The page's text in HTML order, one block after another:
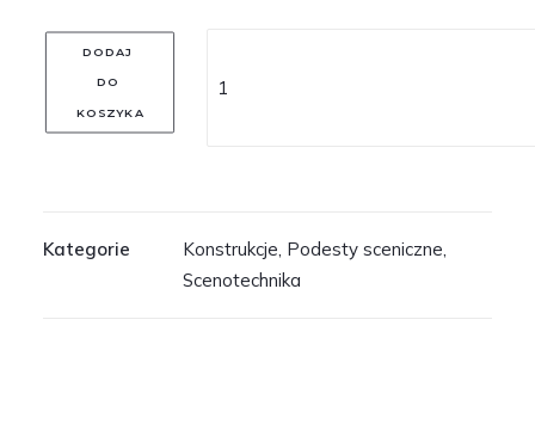
DODAJ
DO
KOSZYKA
Kategorie Konstrukcje, Podesty sceniczne,
Scenotechnika